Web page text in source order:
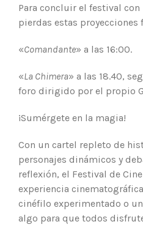
Para concluir el festival
pierdas estas proyecciones
«Comandante» a las 16:00.
«La Chimera» a las 18.40,
foro dirigido por el propio
¡Sumérgete en la magia!
Con un cartel repleto de
personajes dinámicos y
reflexión, el Festival de
experiencia
cinéfilo experimentado o
algo para que todos